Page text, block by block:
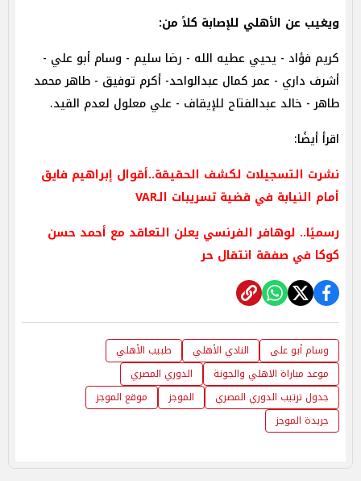
ويغيب عن الأهلي للإصابة كلاً من:
كريم فؤاد - يحيي عطيه الله - رضا سليم - وسام أبو علي -
أشرف داري - عمر كمال عبدالواحد- أكرم توفيق - طاهر محمد
طاهر - خالد عبدالفتاح للإيقاف - علي معلول لعدم القيد.
اقرأ أيضًا:
نشرت التسجيلات لكشف الحقيقة..أقوال إبراهيم فايق
أمام النيابة في قضية تسريبات الـVAR
رسميًا.. لوهافر الفرنسي يعلن التعاقد مع أحمد حسن
كوكا في صفقة انتقال حر
وسام أبو على النادي الأهلي
طبيب الأهلي
موعد مباراة الاهلي والجونة
الدوري المصري
جدول ترتيب الدوري المصري
الموجز
موقع الموجز
جريدة الموجز